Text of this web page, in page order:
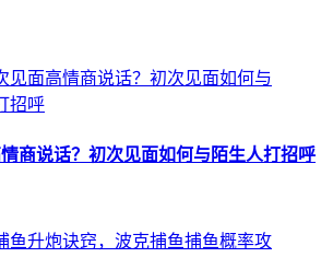
商说话？初次见面如何与陌生人打招呼